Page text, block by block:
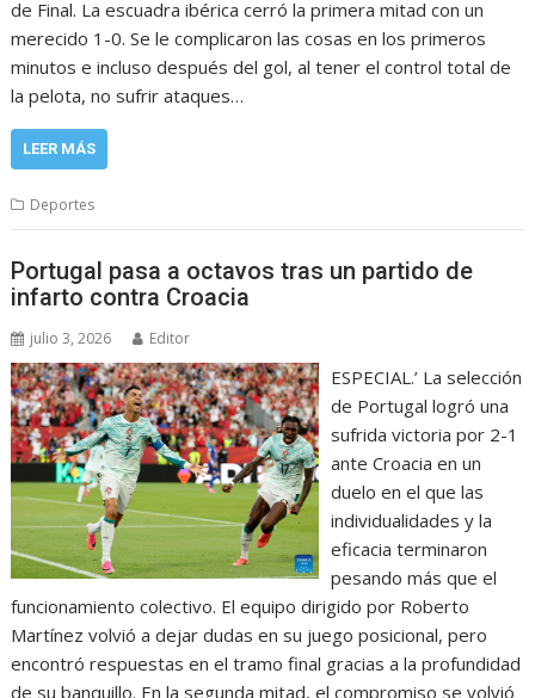
de Final. La escuadra ibérica cerró la primera mitad con un
merecido 1-0. Se le complicaron las cosas en los primeros
minutos e incluso después del gol, al tener el control total de
la pelota, no sufrir ataques…
LEER MÁS
Deportes
Portugal pasa a octavos tras un partido de
infarto contra Croacia
julio 3, 2026 Editor
ESPECIAL.’ La selección
de Portugal logró una
sufrida victoria por 2-1
ante Croacia en un
duelo en el que las
individualidades y la
eficacia terminaron
pesando más que el
funcionamiento colectivo. El equipo dirigido por Roberto
Martínez volvió a dejar dudas en su juego posicional, pero
encontró respuestas en el tramo final gracias a la profundidad
de su banquillo. En la segunda mitad, el compromiso se volvió